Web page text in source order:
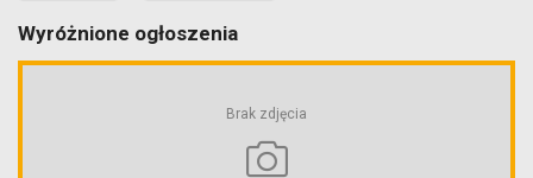
Wyróżnione ogłoszenia
Brak zdjęcia